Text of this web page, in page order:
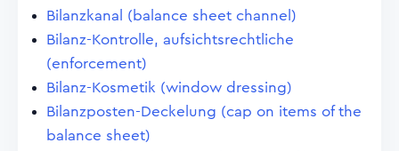
Bilanzkanal (balance sheet channel)
Bilanz-Kontrolle, aufsichtsrechtliche
(enforcement)
Bilanz-Kosmetik (window dressing)
Bilanzposten-Deckelung (cap on items of the
balance sheet)